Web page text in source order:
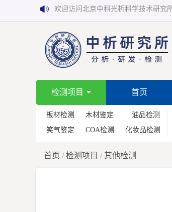
欢迎访问北京中科光析科学技术研究
检测项目 首页
板材检测 木材鉴定
油品检测
笑气鉴定
COA检测 化妆品检测
首页 /检测项目 / 其他检测